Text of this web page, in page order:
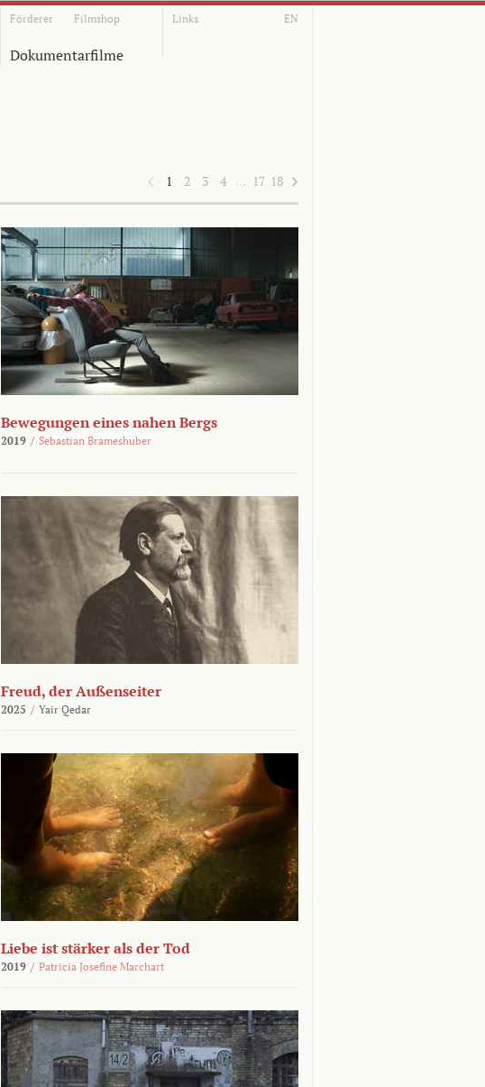
Förderer Filmshop Links EN
Dokumentarfilme
1 2 3 4 … 17 18
Bewegungen eines nahen Bergs
2019 / Sebastian Brameshuber
Freud, der Außenseiter
2025 / Yair Qedar
Liebe ist stärker als der Tod
2019 / Patricia Josefine Marchart